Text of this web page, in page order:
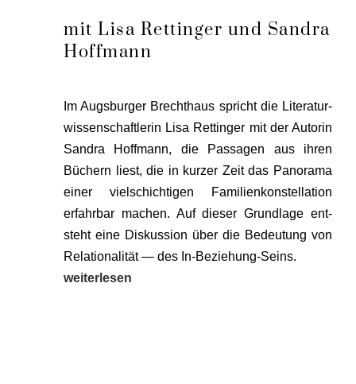
mit Lisa Rettinger und Sandra
Hoffmann
Im Augs­bur­ger Brecht­haus spricht die Lite­ra­tur­
wis­sen­schaft­le­rin Lisa Ret­tin­ger mit der Autorin
San­dra Hoff­mann, die Pas­sa­gen aus ihren
Büchern liest, die in kur­zer Zeit das Pan­ora­ma
einer viel­schich­ti­gen Fami­li­en­kon­stel­la­ti­on
erfahr­bar machen. Auf die­ser Grund­la­ge ent­
steht eine Dis­kus­si­on über die Bedeu­tung von
Rela­tio­na­li­tät — des In-Bezie­hung-Seins.
wei­ter­le­sen